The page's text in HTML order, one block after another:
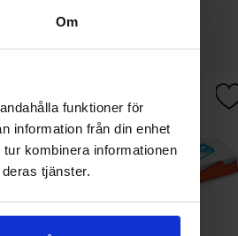
Om
funktioner för
information från din enhet
kombinera informationen
tjänster.